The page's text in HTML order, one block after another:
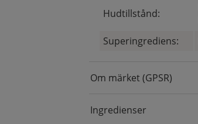
Hudtillstånd:
Superingrediens:
Om märket (GPSR)
Ingredienser